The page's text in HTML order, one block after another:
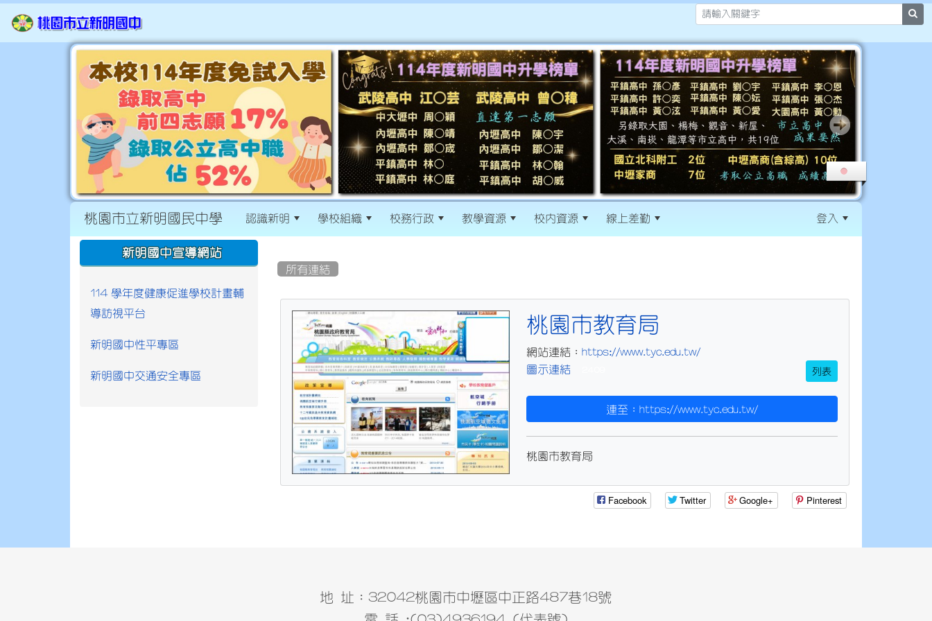
桃園市立新明國民中學 認識新明 學校組織 校務行政 教學資源 校內資源 線上差勤 登入
所有連結
title:圖示連結
桃園市教育局
網站連結： https://www.tyc.edu.tw/
圖示連結
列表
連至：https://www.tyc.edu.tw/
桃園市教育局
Facebook Twitter Google+ Pinterest
:::
新明國中宣導網站
114 學年度健康促進學校計畫輔
導訪視平台
新明國中性平專區
新明國中交通安全專區
地 址：32042桃園市中壢區中正路487巷18號